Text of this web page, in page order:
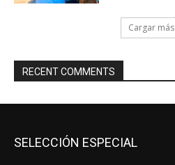
Cargar más
RECENT COMMENTS
SELECCIÓN ESPECIAL